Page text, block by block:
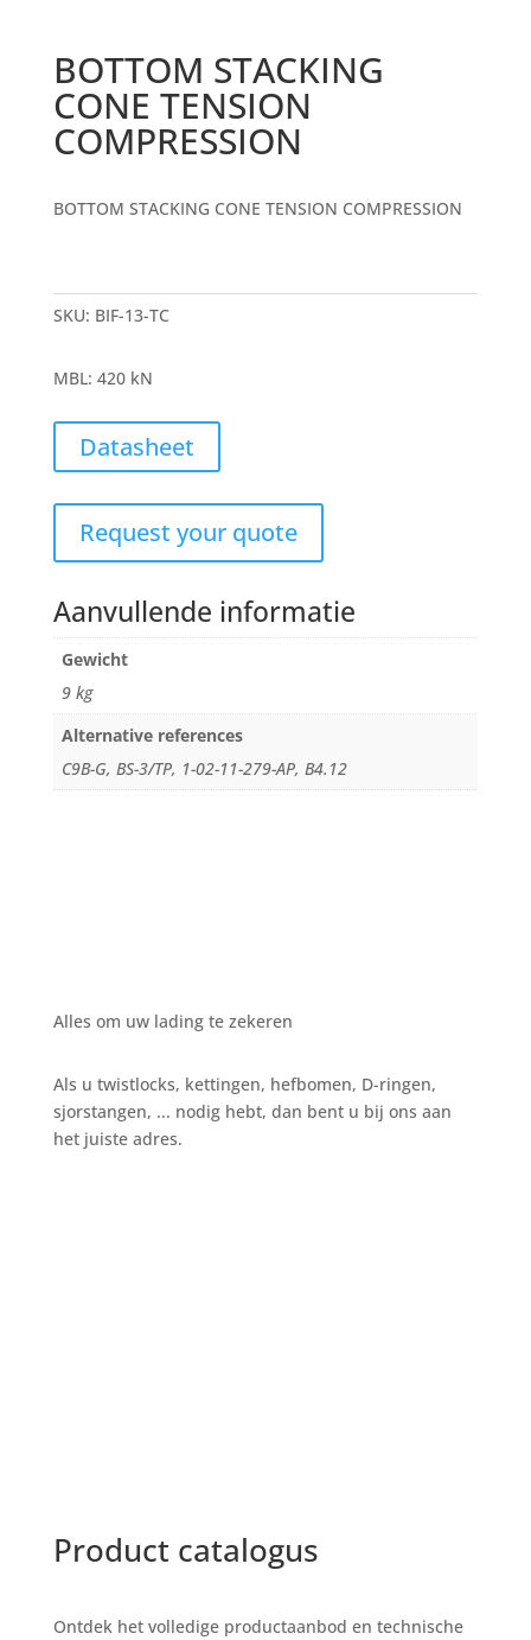
BOTTOM STACKING
CONE TENSION
COMPRESSION
BOTTOM STACKING CONE TENSION COMPRESSION
SKU: BIF-13-TC
MBL: 420 kN
Datasheet
Request your quote
Aanvullende informatie
Gewicht
9 kg
Alternative references
C9B-G, BS-3/TP, 1-02-11-279-AP, B4.12
Alles om uw lading te zekeren
Als u twistlocks, kettingen, hefbomen, D-ringen,
sjorstangen, ... nodig hebt, dan bent u bij ons aan
het juiste adres.
Product catalogus
Ontdek het volledige productaanbod en technische